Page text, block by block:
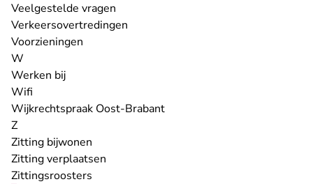
Veelgestelde vragen
Verkeersovertredingen
Voorzieningen
W
Werken bij
Wifi
Wijkrechtspraak Oost-Brabant
Z
Zitting bijwonen
Zitting verplaatsen
Zittingsroosters